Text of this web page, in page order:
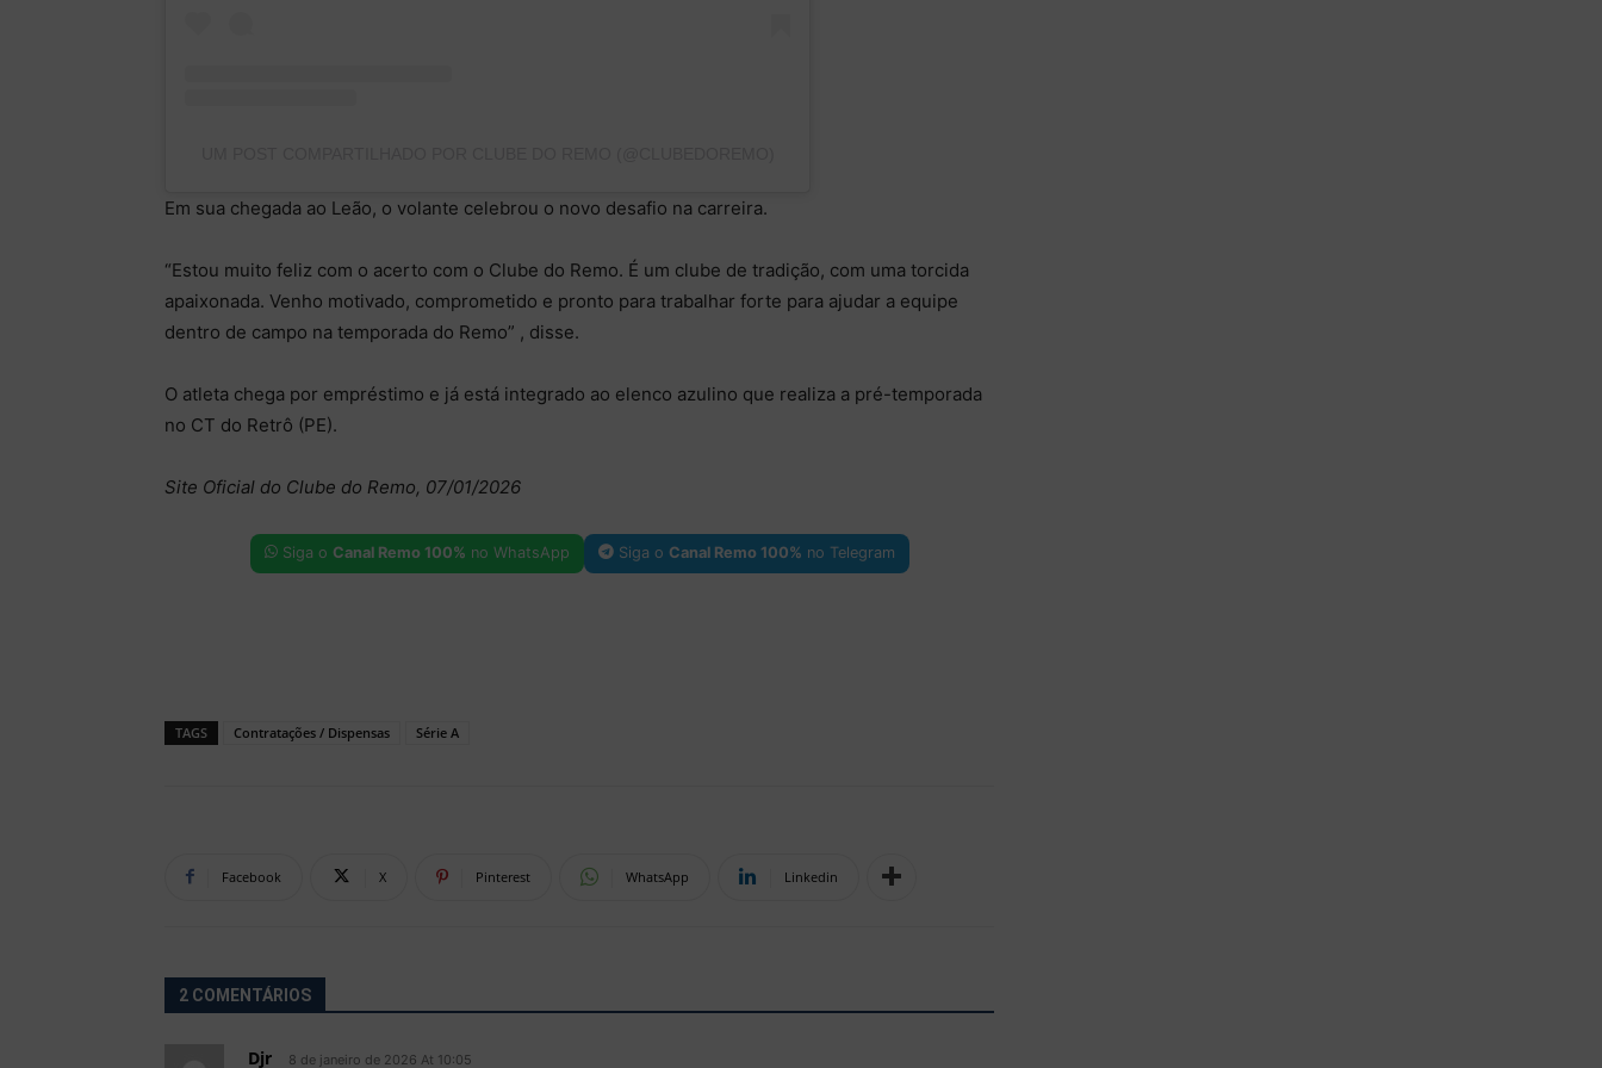
Em sua chegada ao Leão, o volante celebrou o novo desafio na carreira.
“Estou muito feliz com o acerto com o Clube do Remo. É um clube de tradição, com uma torcida
apaixonada. Venho motivado, comprometido e pronto para trabalhar forte para ajudar a equipe
dentro de campo na temporada do Remo” , disse.
O atleta chega por empréstimo e já está integrado ao elenco azulino que realiza a pré-temporada
no CT do Retrô (PE).
Site Oficial do Clube do Remo, 07/01/2026
Siga o Canal Remo 100% no WhatsApp Siga o Canal Remo 100% no Telegram
TAGS Contratações / Dispensas Série A
Facebook X Pinterest WhatsApp Linkedin
2 COMENTÁRIOS
Djr 8 de janeiro de 2026 At 10:05